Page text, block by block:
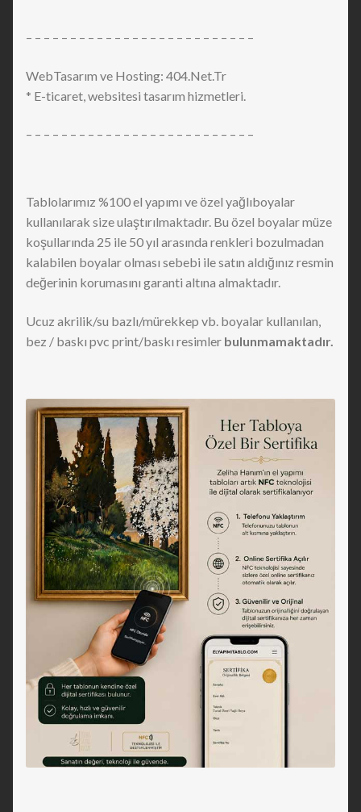
– – – – – – – – – – – – – – – – – – – – – – – – – –
WebTasarım ve Hosting: 404.Net.Tr
* E-ticaret, websitesi tasarım hizmetleri.
– – – – – – – – – – – – – – – – – – – – – – – – – –
Tablolarımız %100 el yapımı ve özel yağlıboyalar
kullanılarak size ulaştırılmaktadır. Bu özel boyalar müze
koşullarında 25 ile 50 yıl arasında renkleri bozulmadan
kalabilen boyalar olması sebebi ile satın aldığınız resmin
değerinin korumasını garanti altına almaktadır.
Ucuz akrilik/su bazlı/mürekkep vb. boyalar kullanılan,
bez / baskı pvc print/baskı resimler bulunmamaktadır.